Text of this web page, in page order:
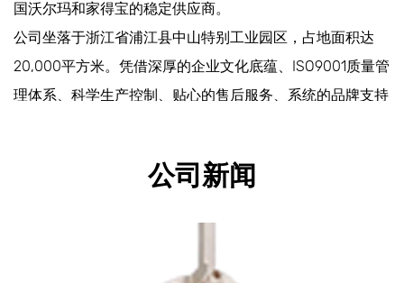
国沃尔玛和家得宝的稳定供应商。
公司坐落于浙江省浦江县中山特别工业园区，占地面积达
20,000平方米。凭借深厚的企业文化底蕴、ISO9001质量管
理体系、科学生产控制、贴心的售后服务、系统的品牌支持
公司秉持“客户满意、员工满意、业务满意”的经营理念，致
力。公司还致力于永无止境的产品创新，积极向多元化国际
公司新闻